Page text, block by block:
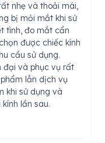
nhẹ và thoải mái,
bị mỏi mắt khi sử
tình, đo mắt cẩn
được chiếc kính
cầu sử dụng.
đại và phục vụ rất
lẫn dịch vụ
khi sử dụng và
lần sau.